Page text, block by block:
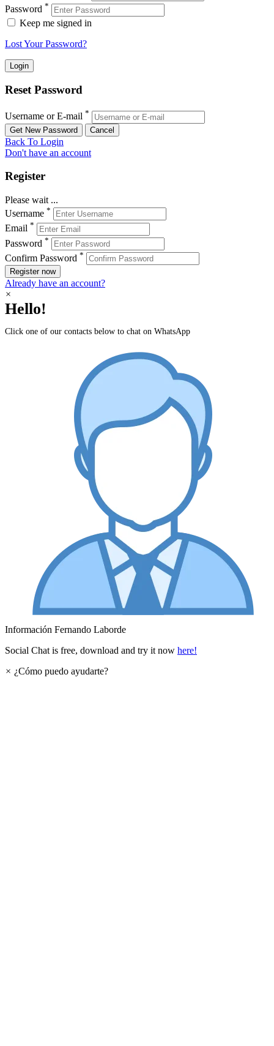
Password *
Keep me signed in
Lost Your Password?
Reset Password
Username or E-mail *
Back To Login
Don't have an account
Register
Please wait ...
Username *
Email *
Password *
Confirm Password *
Register now
Already have an account?
×
Hello!
Click one of our contacts below to chat on WhatsApp
Información Fernando Laborde
Social Chat is free, download and try it now here!
× ¿Cómo puedo ayudarte?